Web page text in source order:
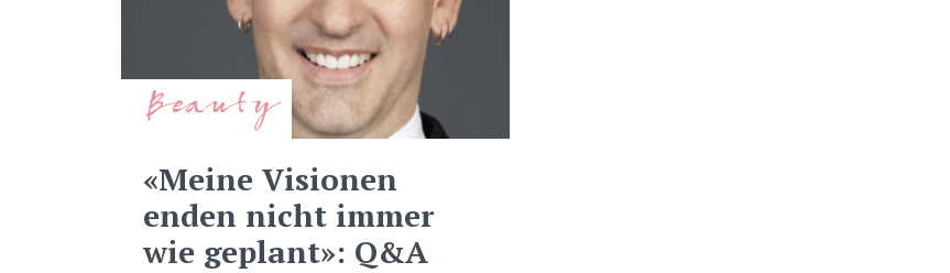
Beauty
«Meine Visionen
enden nicht immer
wie geplant»: Q&A